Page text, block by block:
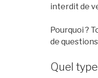
interdit de
Pourquoi ?
de
Quel